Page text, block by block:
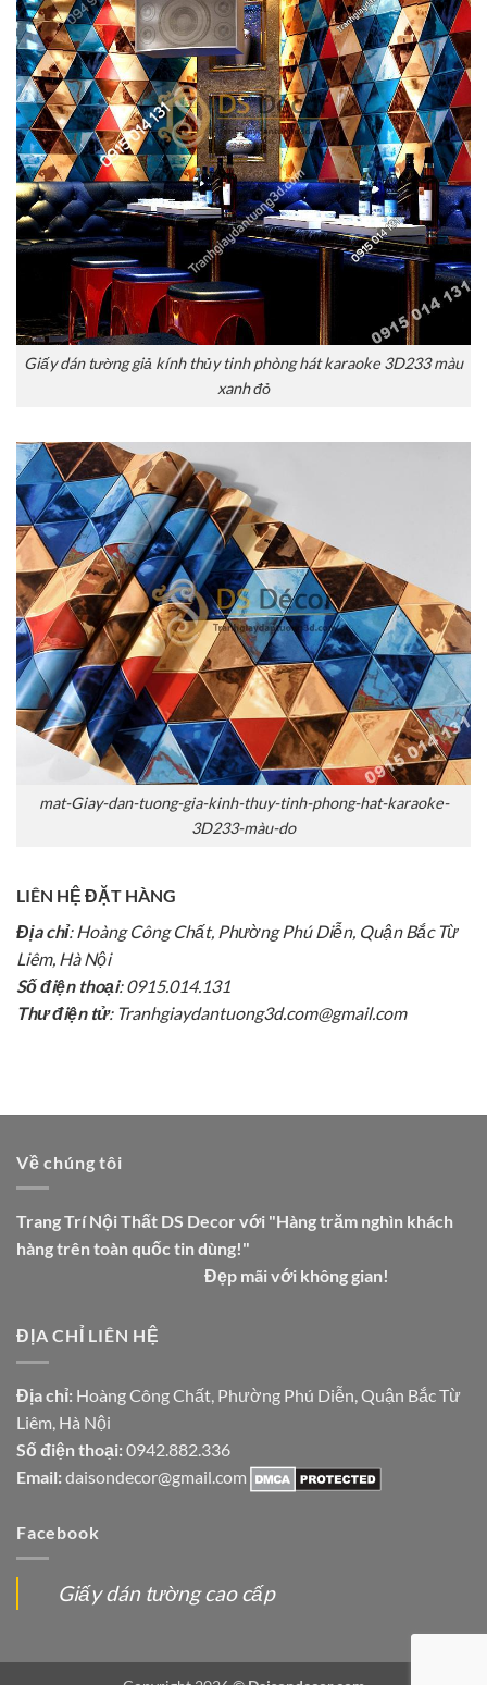
Giấy dán tường giả kính thủy tinh phòng hát karaoke 3D233 màu
xanh đỏ
mat-Giay-dan-tuong-gia-kinh-thuy-tinh-phong-hat-karaoke-
3D233-màu-do
LIÊN HỆ ĐẶT HÀNG
Địa chỉ: Hoàng Công Chất, Phường Phú Diễn, Quận Bắc Từ
Liêm, Hà Nội
Số điện thoại: 0915.014.131
Thư điện tử: Tranhgiaydantuong3d.com@gmail.com
Về chúng tôi
Trang Trí Nội Thất DS Decor với "Hàng trăm nghìn khách
hàng trên toàn quốc tin dùng!"
Đẹp mãi với không gian!
ĐỊA CHỈ LIÊN HỆ
Địa chỉ: Hoàng Công Chất, Phường Phú Diễn, Quận Bắc Từ
Liêm, Hà Nội
Số điện thoại: 0942.882.336
Email: daisondecor@gmail.com
Facebook
Giấy dán tường cao cấp